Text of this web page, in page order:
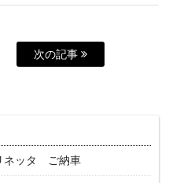
次の記事
ネッタ ご納車